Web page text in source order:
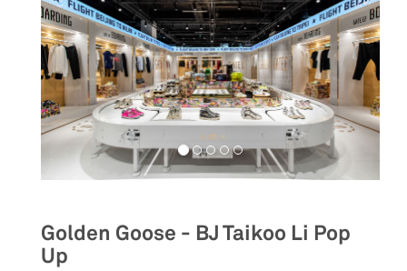
Golden Goose - BJ Taikoo Li Pop
Up